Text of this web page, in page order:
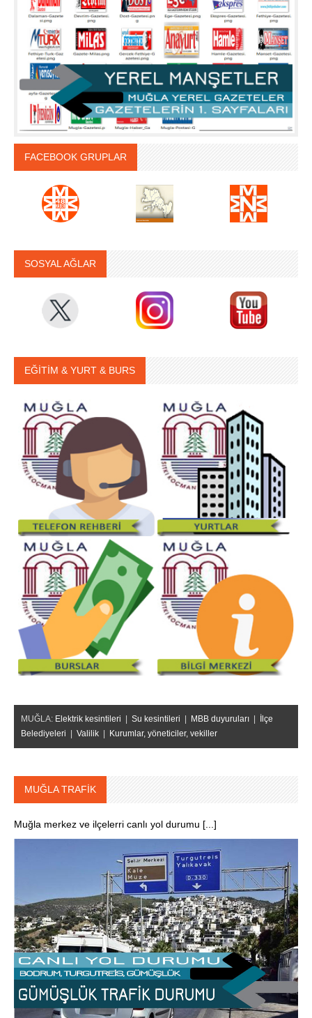
FACEBOOK GRUPLAR
SOSYAL AĞLAR
EĞİTİM & YURT & BURS
MUĞLA: Elektrik kesintileri Su kesintileri MBB duyuruları
İlçe
Belediyeleri
Valilik Kurumlar, yöneticiler, vekiller
MUĞLA TRAFİK
Muğla merkez ve ilçelerri canlı yol durumu [...]